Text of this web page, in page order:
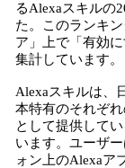
るAlexaスキルの
た。このランキ
ア」上で「有効
集計しています。
Alexaスキルは、
本特有のそれぞ
として提供して
います。ユーザ
ォン上のAlexaア